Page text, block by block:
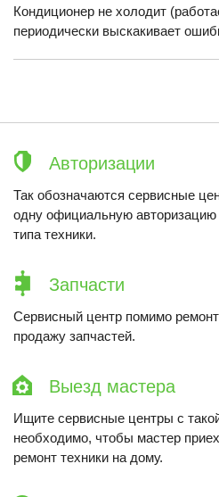
Кондиционер не холодит
периодически выскакивает
Авторизации
Так обозначаются сервисные
одну официальную
типа техники.
Запчасти
Сервисный центр помимо
продажу запчастей.
Выезд мастера
Ищите сервисные центры с
необходимо, чтобы мастер
ремонт техники на дому.